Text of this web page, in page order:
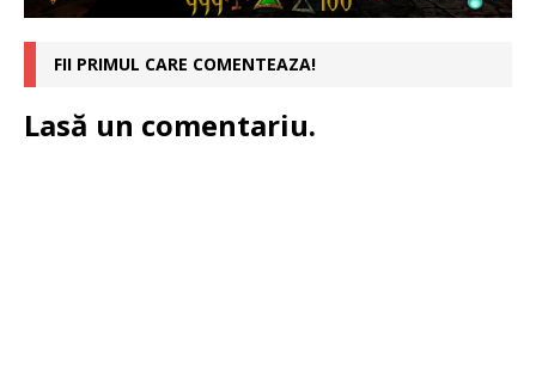
FII PRIMUL CARE COMENTEAZA!
Lasă un comentariu.